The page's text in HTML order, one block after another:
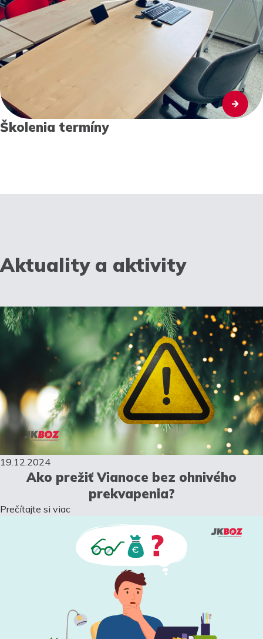
Školenia termíny
Aktuality a aktivity
19.12.2024
Ako prežiť Vianoce bez ohnivého
prekvapenia?
Prečítajte si viac